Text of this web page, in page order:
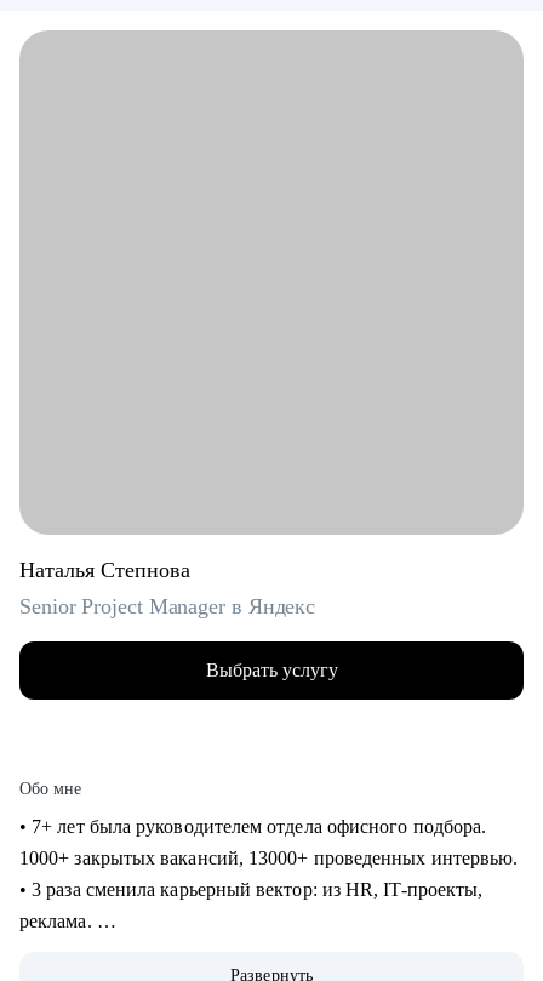
Наталья Степнова
Senior Project Manager в Яндекс
Выбрать услугу
Обо мне
• 7+ лет была руководителем отдела офисного подбора.
1000+ закрытых вакансий, 13000+ проведенных интервью.
• 3 раза сменила карьерный вектор: из HR, IT-проекты,
реклама.
Развернуть